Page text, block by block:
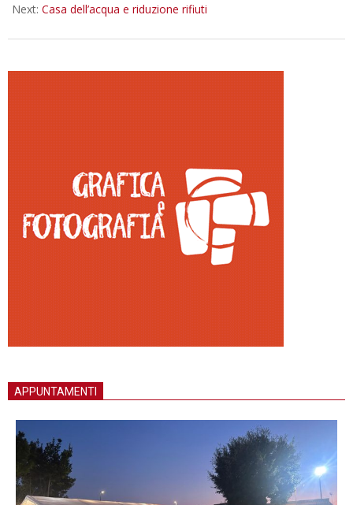
Next: Casa dell’acqua e riduzione rifiuti
APPUNTAMENTI